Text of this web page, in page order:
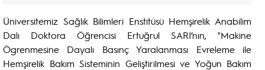
Üniversitemiz Sağlık Bilimleri Enstitüsü Hemşirelik Anabilim
Dalı Doktora Öğrencisi Ertuğrul SARI’nın, "Makine
Ögrenmesine Dayalı Basınç Yaralanması Evreleme ile
Hemşirelik Bakım Sisteminin Geliştirilmesi ve Yoğun Bakım